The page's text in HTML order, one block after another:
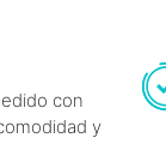
con
y